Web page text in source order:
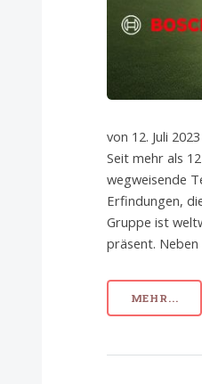
von 12. Juli
Seit mehr als
wegweisende
Erfindungen,
Gruppe ist
präsent. Neben
MEHR...